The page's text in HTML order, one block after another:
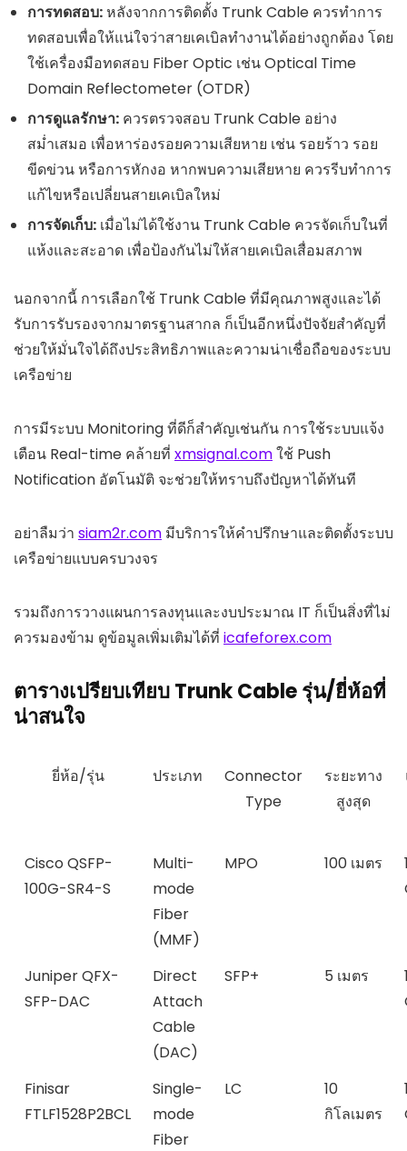
การทดสอบ:หลังจากการติดตั้ง Trunk Cable ควรทำการ
ทดสอบเพื่อให้แน่ใจว่าสายเคเบิลทำงานได้อย่างถูกต้อง โดย
ใช้เครื่องมือทดสอบ Fiber Optic เช่น Optical Time
Domain Reflectometer (OTDR)
การดูแลรักษา: ควรตรวจสอบ Trunk Cable อย่าง
สม่ำเสมอ เพื่อหาร่องรอยความเสียหาย เช่น รอยร้าว รอย
ขีดข่วน หรือการหักงอ หากพบความเสียหาย ควรรีบทำการ
แก้ไขหรือเปลี่ยนสายเคเบิลใหม่
การจัดเก็บ: เมื่อไม่ได้ใช้งาน Trunk Cable ควรจัดเก็บในที่
แห้งและสะอาด เพื่อป้องกันไม่ให้สายเคเบิลเสื่อมสภาพ
นอกจากนี้ การเลือกใช้ Trunk Cable ที่มีคุณภาพสูงและได้
รับการรับรองจากมาตรฐานสากล ก็เป็นอีกหนึ่งปัจจัยสำคัญที่
ช่วยให้มั่นใจได้ถึงประสิทธิภาพและความน่าเชื่อถือของระบบ
เครือข่าย
การมีระบบ Monitoring ที่ดีก็สำคัญเช่นกัน การใช้ระบบแจ้ง
เตือน Real-time คล้ายที่ xmsignal.comใช้ Push
Notification อัตโนมัติ จะช่วยให้ทราบถึงปัญหาได้ทันที
อย่าลืมว่า siam2r.com มีบริการให้คำปรึกษาและติดตั้งระบบ
เครือข่ายแบบครบวงจร
รวมถึงการวางแผนการลงทุนและงบประมาณ IT ก็เป็นสิ่งที่ไม่
ควรมองข้าม ดูข้อมูลเพิ่มเติมได้ที่ icafeforex.com
ตารางเปรียบเทียบ Trunk Cable รุ่น/ยี่ห้อที่
น่าสนใจ
ยี่ห้อ/รุ่น ประเภท
Connector
Type
ระยะทาง
สูงสุด
Cisco QSFP-
100G-SR4-S
Multi-
mode
Fiber
(MMF)
MPO 100 เมตร
Juniper QFX-
SFP-DAC
Direct
Attach
Cable
(DAC)
SFP+ 5 เมตร
Finisar
FTLF1528P2BCL
Single-
mode
Fiber
LC
10
กิโลเมตร